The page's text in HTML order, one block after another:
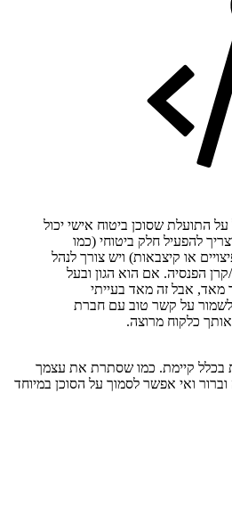
התועלת שסוכן ביטוח אישי יכול
להפעיל חלק ביטוחי (כמו
או קיצבאות) ויש צורך לנהל
הפנסיה. אם הוא הגון ובעל
מאד, אבל זה מאד בעייתי
לשמור על קשר טוב עם חברת
כלקוח מרוצה.
קיימת. כמו שסתרת את עצמך
וברור ואי אפשר לסמוך על הסוכן במיוחד